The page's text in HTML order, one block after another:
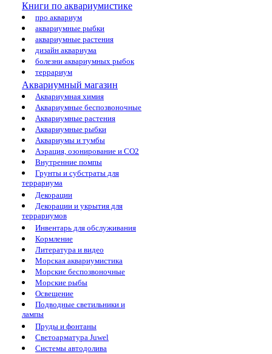
Книги по аквариумистике
про аквариум
аквариумные рыбки
аквариумные растения
дизайн аквариума
болезни аквариумных рыбок
террариум
Аквариумный магазин
Аквариумная химия
Аквариумные беспозвоночные
Аквариумные растения
Аквариумные рыбки
Аквариумы и тумбы
Аэрация, озонирование и CO2
Внутренние помпы
Грунты и субстраты для
террариума
Декорации
Декорации и укрытия для
террариумов
Инвентарь для обслуживания
Кормление
Литература и видео
Морская аквариумистика
Морские беспозвоночные
Морские рыбы
Освещение
Подводные светильники и
лампы
Пруды и фонтаны
Светоарматура Juwel
Системы автодолива